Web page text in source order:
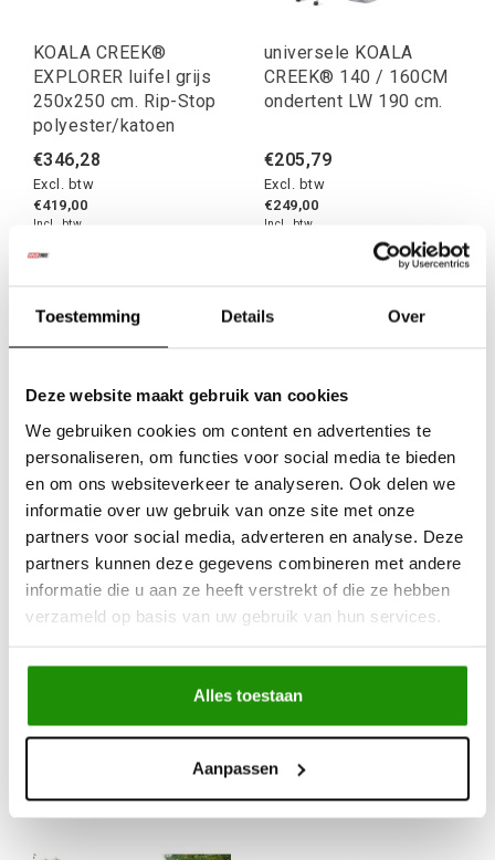
Toestemming Details Over
Deze website maakt gebruik van cookies
We gebruiken cookies om content en advertenties te
personaliseren, om functies voor social media te bieden
en om ons websiteverkeer te analyseren. Ook delen we
informatie over uw gebruik van onze site met onze
partners voor social media, adverteren en analyse. Deze
partners kunnen deze gegevens combineren met andere
informatie die u aan ze heeft verstrekt of die ze hebben
verzameld op basis van uw gebruik van hun services.
Alles toestaan
Aanpassen
KOALA CREEK®
EXPLORER luifel grijs
250x250 cm. Rip-Stop
polyester/katoen
€346,28
Excl. btw
€419,00
Incl. btw
universele KOALA
CREEK® 140 / 160CM
ondertent LW 190 cm.
€205,79
Excl. btw
€249,00
Incl. btw
KOALA CREEK®
daktent LED strip 120
cm - 12 Volt dimbaar
sigaretten aansteker
aansluiting
€40,50
KOALA CREEK®
EXPLORER combinatie
luifel zijwand -
voorwand grijs 200x200
/ 250x250 / 300x200
€114,88
Incl. btw